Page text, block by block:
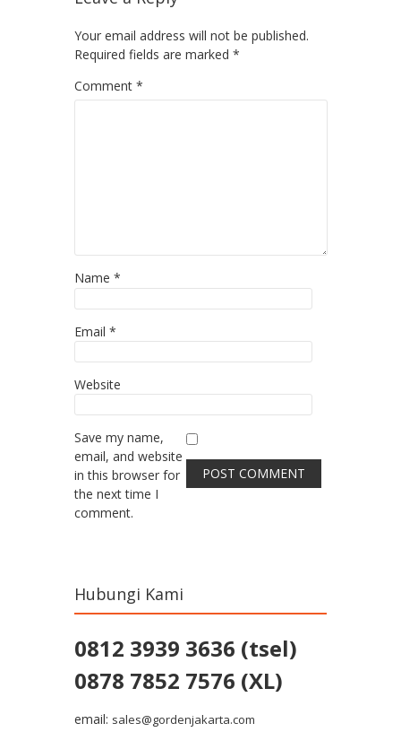
Your email address will not be published.
Required fields are marked *
Comment *
Name *
Email *
Website
Save my name,
email, and website
in this browser for
the next time I
comment.
Hubungi Kami
0812 3939 3636 (tsel)
0878 7852 7576 (XL)
email: sales@gordenjakarta.com